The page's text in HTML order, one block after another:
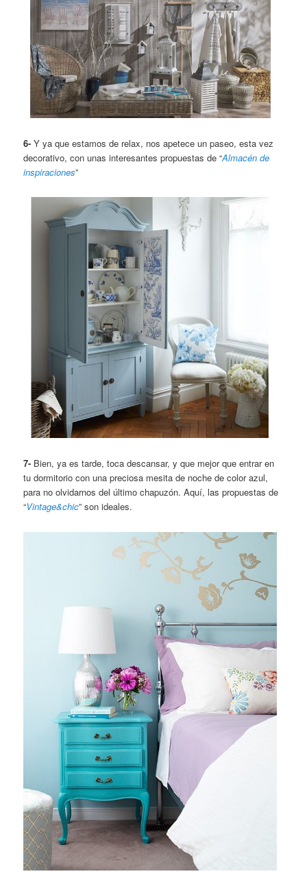
6- Y ya que estamos de relax, nos apetece un paseo, esta vez
decorativo, con unas interesantes propuestas de “Almacén de
inspiraciones”
7- Bien, ya es tarde, toca descansar, y que mejor que entrar en
tu dormitorio con una preciosa mesita de noche de color azul,
para no olvidarnos del último chapuzón. Aquí, las propuestas de
“Vintage&chic” son ideales.